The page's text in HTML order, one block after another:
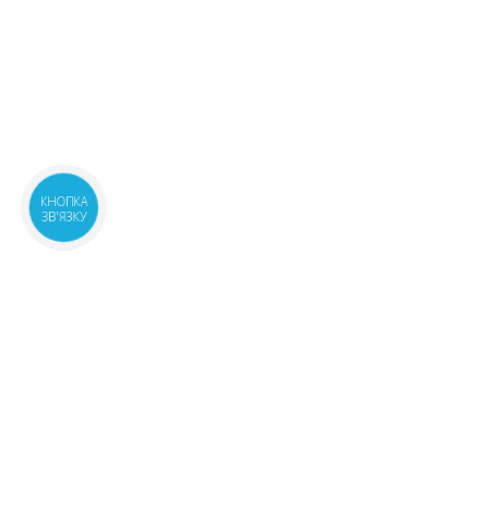
КНОПКА
ЗВ'ЯЗКУ